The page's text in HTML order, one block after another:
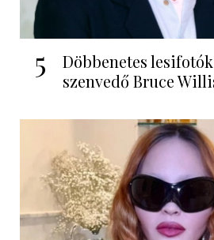
5
Döbbenetes
szenvedő Bruce